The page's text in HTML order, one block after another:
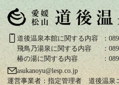
道後温泉本館に関する内容
：
飛鳥乃湯泉に関する内容
：
椿の湯に関する内容
：
asukanoyu@lesp.co.jp
運営事業者：指定管理者 道後温泉